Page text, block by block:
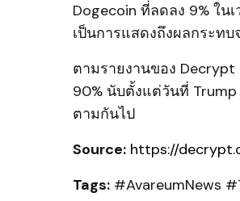
Dogecoin ที่ลดลง 9% ใ
เป็นการแสดงถึงผลกระท
ตามรายงานของ Decrypt
90% นับตั้งแต่วันที่
ตามกันไป
Source: https://
Tags:#AvareumNews